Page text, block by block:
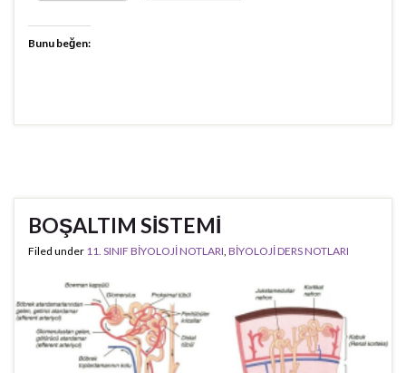
Bunu beğen:
BOŞALTIM SİSTEMİ
Filed under 11. SINIF BİYOLOJİ NOTLARI BİYOLOJİ DERS NOTLARI